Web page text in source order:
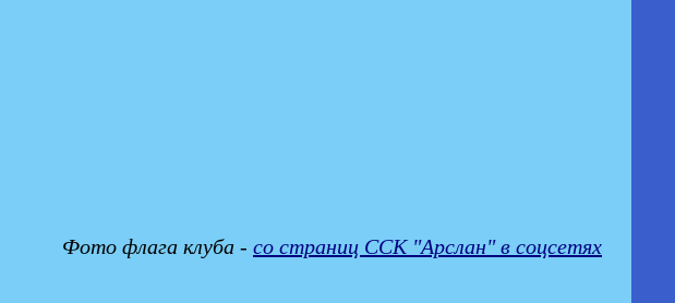
Фото флага клуба - со страниц ССК "Арслан" в соцсетях